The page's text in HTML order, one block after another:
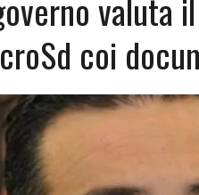
valuta
coi